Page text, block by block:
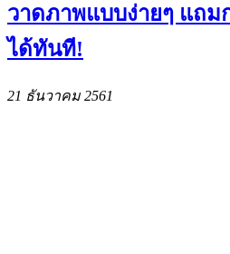
วาดภาพแบบง่ายๆ แถม
ได้ทันที!
21 ธันวาคม 2561